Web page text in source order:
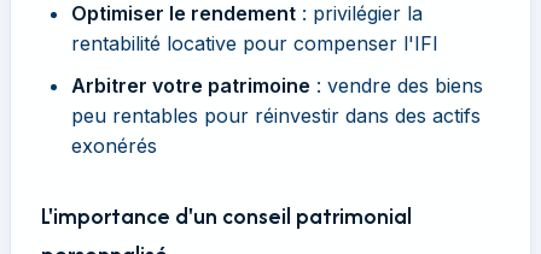
Optimiser le rendement : privilégier la
rentabilité locative pour compenser l'IFI
Arbitrer votre patrimoine : vendre des biens
peu rentables pour réinvestir dans des actifs
exonérés
L'importance d'un conseil patrimonial